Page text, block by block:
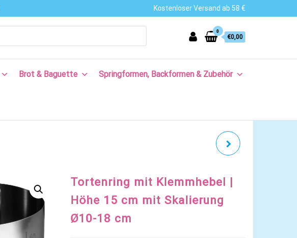
Kostenloser Versand ab 58 €
0
€0,00
Brot & Baguette Springformen, Backformen & Zubehör
Tortenring mit Klemmhebel |
Höhe 15 cm mit Skalierung
Ø10-18 cm